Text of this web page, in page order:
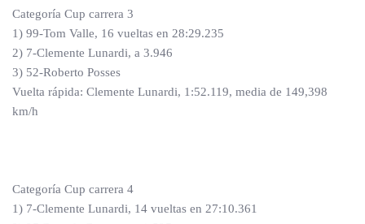
Categoría Cup carrera 3
1) 99-Tom Valle, 16 vueltas en 28:29.235
2) 7-Clemente Lunardi, a 3.946
3) 52-Roberto Posses
Vuelta rápida: Clemente Lunardi, 1:52.119, media de 149,398
km/h
Categoría Cup carrera 4
1) 7-Clemente Lunardi, 14 vueltas en 27:10.361